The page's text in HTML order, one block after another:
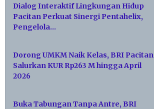
Dialog Interaktif Lingkungan Hidup
Pacitan Perkuat Sinergi Pentahelix,
Pengelola…
Dorong UMKM Naik Kelas, BRI Pacitan
Salurkan KUR Rp263 M hingga April
2026
Buka Tabungan Tanpa Antre, BRI